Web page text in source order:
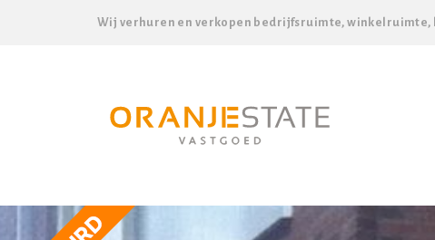
Wij verhuren en verkopen bedrijfsruimte,